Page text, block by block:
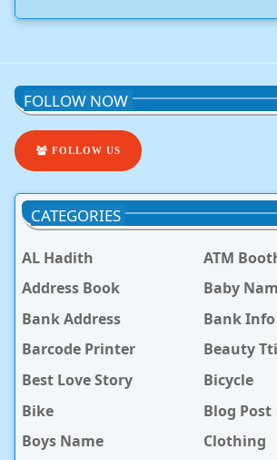
FOLLOW NOW
FOLLOW US
CATEGORIES
AL Hadith
ATM
Address Book
Baby
Bank Address
Bank Info
Barcode Printer
Beauty
Best Love Story
Bicycle
Bike
Blog Post
Boys Name
Clothing